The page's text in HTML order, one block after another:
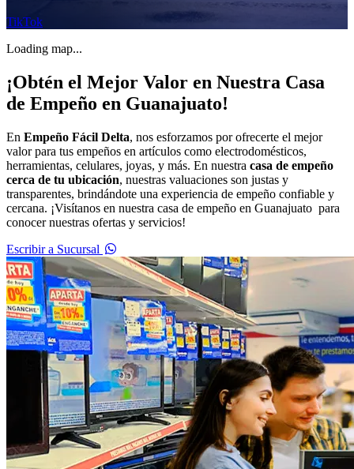
TikTok
Loading map...
¡Obtén el Mejor Valor en Nuestra Casa
de Empeño en Guanajuato!
En Empeño Fácil Delta, nos esforzamos por ofrecerte el mejor
valor para tus empeños en artículos como electrodomésticos,
herramientas, celulares, joyas, y más. En nuestra casa de empeño
cerca de tu ubicación, nuestras valuaciones son justas y
transparentes, brindándote una experiencia de empeño confiable y
cercana. ¡Visítanos en nuestra casa de empeño en Guanajuato para
conocer nuestras ofertas y servicios!
Escribir a Sucursal